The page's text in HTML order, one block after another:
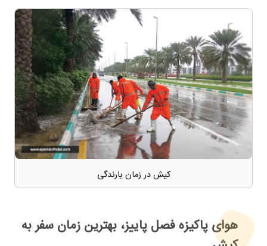
کیش در زمان بارندگی
هوای پاکیزه فصل پاییز، بهترین زمان سفر به